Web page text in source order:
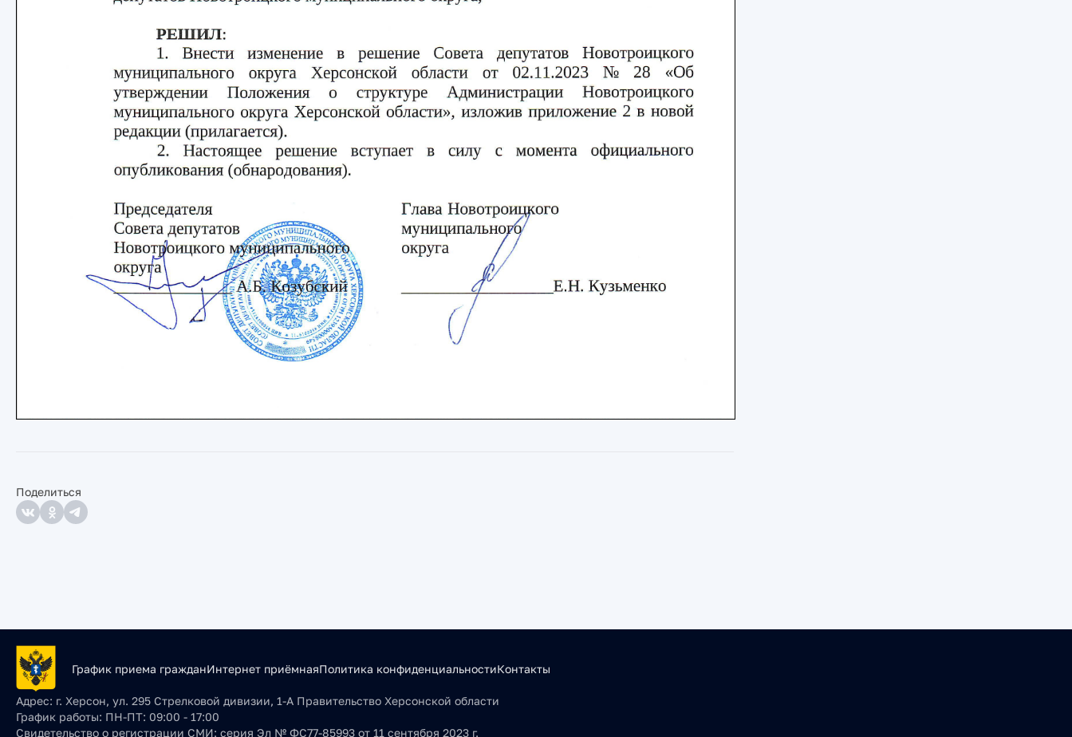
Поделиться
График приема гражданИнтернет приёмнаяПолитика конфиденциальностиКонтакты
Адрес: г. Херсон, ул. 295 Стрелковой дивизии, 1-А Правительство Херсонской области
График работы: ПН-ПТ: 09:00 - 17:00
Свидетельство о регистрации СМИ: серия Эл № ФС77-85993 от 11 сентября 2023 г.